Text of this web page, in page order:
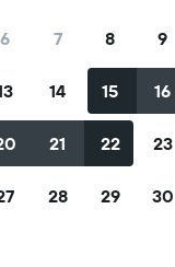
6 7 8 9
14 15 16
21 22 23
28 29 30